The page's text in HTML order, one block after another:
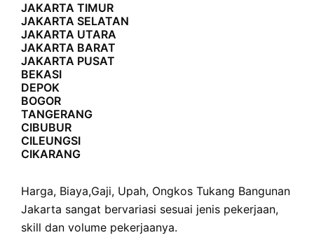
JAKARTA TIMUR
JAKARTA SELATAN
JAKARTA UTARA
JAKARTA BARAT
JAKARTA PUSAT
BEKASI
DEPOK
BOGOR
TANGERANG
CIBUBUR
CILEUNGSI
CIKARANG
Harga, Biaya,Gaji, Upah, Ongkos Tukang Bangunan
Jakarta sangat bervariasi sesuai jenis pekerjaan,
skill dan volume pekerjaanya.